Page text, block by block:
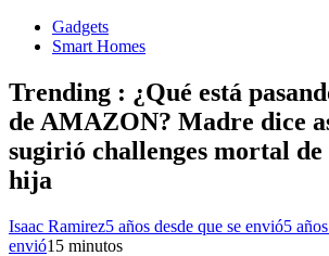
Gadgets
Smart Homes
Trending : ¿Qué está
de AMAZON? Madre dice
sugirió challenges mortal
hija
Isaac Ramirez5 años desde que se envió5
envió1 5 minutos